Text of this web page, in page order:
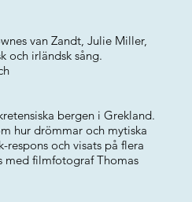
van Zandt, Julie Miller,
och irländsk sång.
bergen i Grekland.
hur drömmar och mytiska
respons och visats på flera
med filmfotograf Thomas